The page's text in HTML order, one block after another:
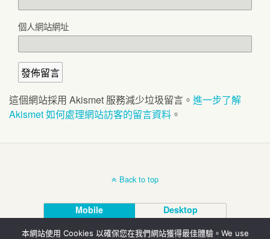
個人網站網址
這個網站採用 Akismet 服務減少垃圾留言。 進一步了解
Akismet 如何處理網站訪客的留言資料 。
Back to top
Mobile Desktop
本網站使用 Cookies 以確保您在我們網站獲得最佳體驗。We use